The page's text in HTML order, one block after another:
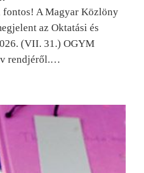
fontos! A Magyar Közlöny
az Oktatási és
(VII. 31.) OGYM
rendjéről.…